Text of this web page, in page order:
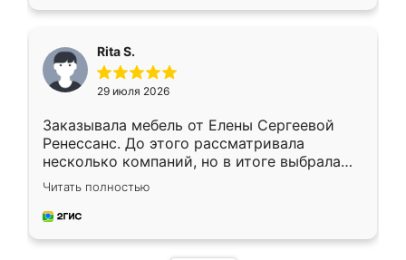
Rita S.
29 июля 2026
Заказывала мебель от Елены Сергеевой
Ренессанс. До этого рассматривала
несколько компаний, но в итоге выбрала
эту. Сначала обговорили условия, потом
приехал замерщик, всё спокойно объяснил
и снял размеры. Изготовили в срок, с
Читать полностью